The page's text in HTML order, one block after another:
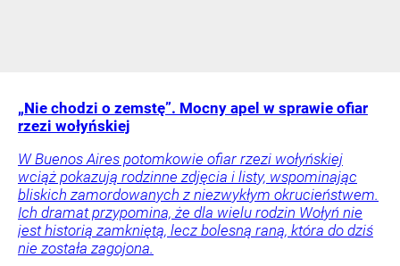
„Nie chodzi o zemstę”. Mocny apel w sprawie ofiar
rzezi wołyńskiej
W Buenos Aires potomkowie ofiar rzezi wołyńskiej
wciąż pokazują rodzinne zdjęcia i listy, wspominając
bliskich zamordowanych z niezwykłym okrucieństwem.
Ich dramat przypomina, że dla wielu rodzin Wołyń nie
jest historią zamkniętą, lecz bolesną raną, która do dziś
nie została zagojona.